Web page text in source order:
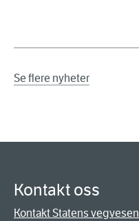
Se flere nyheter
Kontakt oss
Kontakt Statens vegvesen